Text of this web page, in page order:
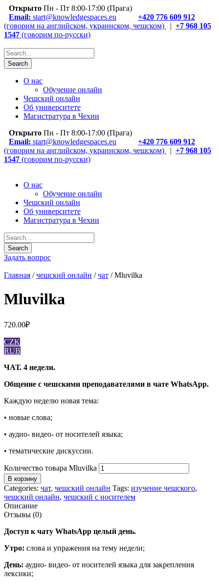
Открыто Пн - Пт 8:00-17:00 (Прага)
Email: start@knowledgespaces.eu
+420 776 609 912
(говорим на английском, украинском, чешском)
| +7 968 105
1547 (говорим по-русски)
О нас
Обучение онлайн
Чешский онлайн
Об университете
Магистратура в Чехии
Открыто Пн - Пт 8:00-17:00 (Прага)
Email: start@knowledgespaces.eu
+420 776 609 912
(говорим на английском, украинском, чешском)
| +7 968 105
1547 (говорим по-русски)
О нас
Обучение онлайн
Чешский онлайн
Об университете
Магистратура в Чехии
Задать вопрос
Главная /чешский онлайн /чат / Mluvilka
Mluvilka
720.00₽
CZK
RUB
ЧАТ. 4 недели.
Общение с чешскими преподавателями в чате WhatsApp.
Каждую неделю новая тема:
• новые слова;
• аудио- видео- от носителей языка;
• тематические дискуссии.
Количество товара Mluvilka
В корзину
Categories: чат, чешский онлайн Tags: изучение чешского,
чешский онлайн, чешский с носителем
Описание
Отзывы (0)
Доступ к чату WhatsApp целый день.
Утро: слова и упражения на тему недели;
День: аудио- видео- от носителей языка для закрепления
лексики;